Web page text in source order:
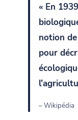
« En
notion de
pour
– Wikipédia